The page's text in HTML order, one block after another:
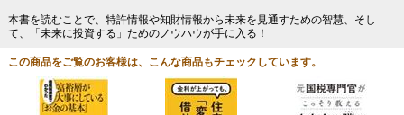
本書を読むことで、特許情報や知財情報から未来を見通すための智慧、そし
て、「未来に投資する」ためのノウハウが手に入る！
この商品をご覧のお客様は、こんな商品もチェックしています。